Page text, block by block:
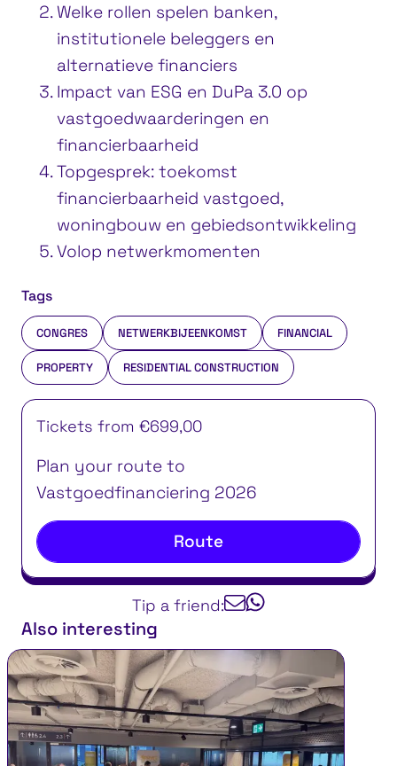
Welke rollen spelen banken,
institutionele beleggers en
alternatieve financiers
Impact van ESG en DuPa 3.0 op
vastgoedwaarderingen en
financierbaarheid
Topgesprek: toekomst
financierbaarheid vastgoed,
woningbouw en gebiedsontwikkeling
Volop netwerkmomenten
Tags
CONGRES NETWERKBIJEENKOMST FINANCIAL
PROPERTY RESIDENTIAL CONSTRUCTION
Tickets from €699,00
Plan your route to
Vastgoedfinanciering 2026
Route
Tip a friend:
Also interesting